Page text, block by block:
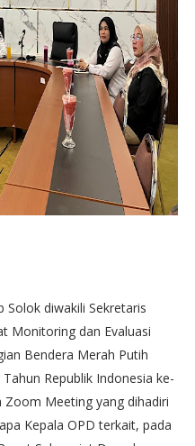
diwakili Sekretaris
Monitoring dan Evaluasi
Bendera Merah Putih
Republik Indonesia ke-
Zoom Meeting yang dihadiri
Kepala OPD terkait, pada